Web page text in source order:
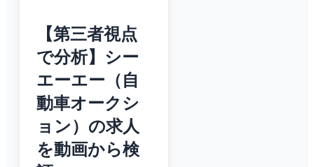
【第三者視点
で分析】シー
エーエー（自
動車オークシ
ョン）の求人
を動画から検